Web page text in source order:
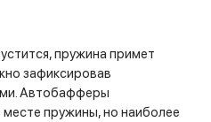
пружина примет
зафиксировав
Автобафферы
пружины, но наиболее